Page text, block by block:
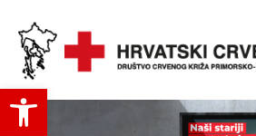
Open toolbar